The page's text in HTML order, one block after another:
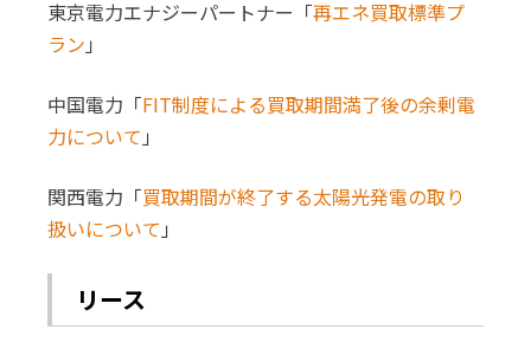
東京電力エナジーパートナー「再エネ買取標準プ
ラン 」
中国電力「FIT制度による買取期間満了後の余剰電
力について 」
関西電力「買取期間が終了する太陽光発電の取り
扱いについて 」
リース